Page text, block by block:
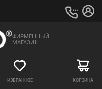
ФИРМЕННЫЙ
МАГАЗИН
ИЗБРАННОЕ КОРЗИНА